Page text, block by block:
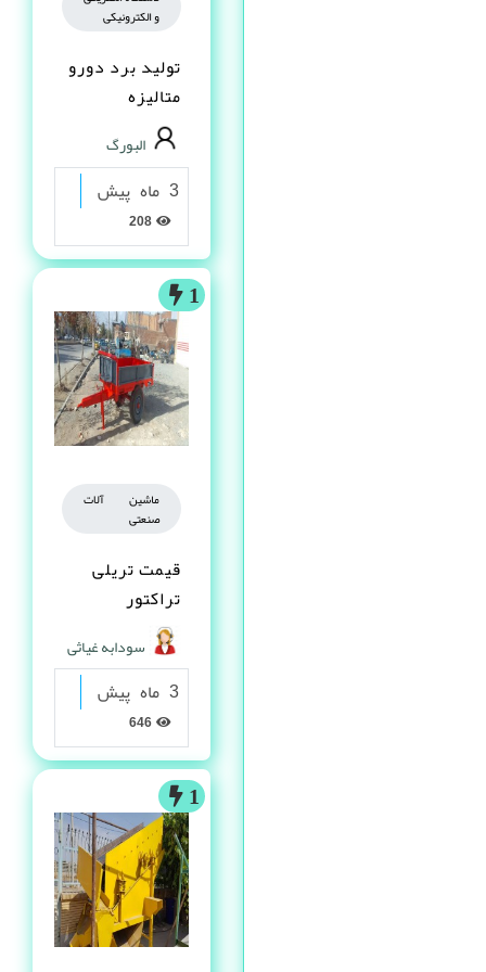
و الکترونیکی
تولید برد دورو
متالیزه
البورگ
3 ماه پیش
1
ماشین آلات
صنعتی
قیمت تریلی
تراکتور
سودابه غیاثی
3 ماه پیش
1